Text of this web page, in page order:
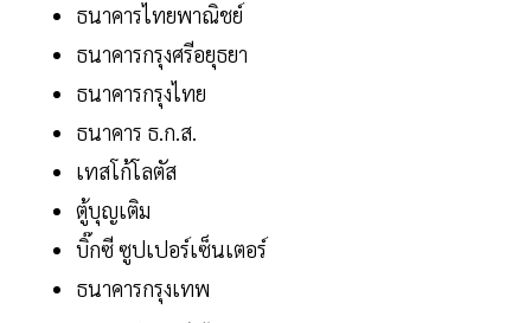
ธนาคารไทยพาณิชย์
ธนาคารกรุงศรีอยุธยา
ธนาคารกรุงไทย
ธนาคาร ธ.ก.ส.
เทสโก้โลตัส
ตู้บุญเติม
บิ๊กซี ซูปเปอร์เซ็นเตอร์
ธนาคารกรุงเทพ